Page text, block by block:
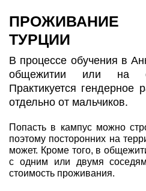
ТУРЦИИ
В процессе обучения в
общежитии или на
Практикуется гендерное
отдельно от мальчиков.
Попасть в кампус можно
поэтому посторонних на
может. Кроме того, в
с одним или двумя
стоимость проживания.